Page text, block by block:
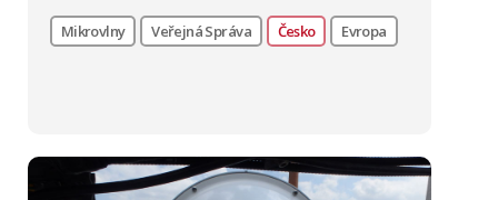
Mikrovlny Veřejná Správa Česko Evropa